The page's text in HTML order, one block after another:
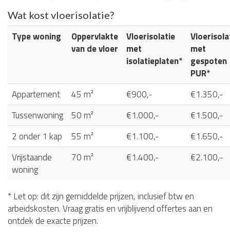
Wat kost vloerisolatie?
Type woning
Oppervlakte
van de vloer
Vloerisolatie
met
isolatieplaten*
met
gespoten
PUR*
Appartement
45 m² €900,-
€1.350,-
Tussenwoning
50 m² €1.000,-
€1.500,-
2 onder 1 kap
55 m² €1.100,-
€1.650,-
Vrijstaande
woning
70 m² €1.400,- €2.100,-
* Let op: dit zijn gemiddelde prijzen, inclusief btw en
arbeidskosten. Vraag gratis en vrijblijvend offertes aan en
ontdek de exacte prijzen.